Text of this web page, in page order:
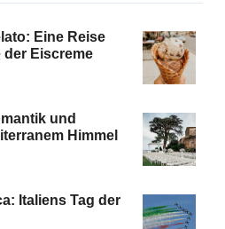
Eine Reise
Eiscreme
und
Himmel
Italiens Tag der